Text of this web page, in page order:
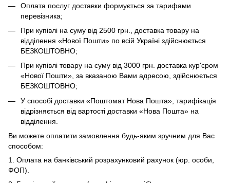
Оплата послуг доставки формується за тарифами
перевізника;
При купівлі на суму від 2500 грн., доставка товару на
відділення «Нової Пошти» по всій Україні здійснюється
БЕЗКОШТОВНО;
При купівлі товару на суму від 3000 грн. доставка кур'єром
«Нової Пошти», за вказаною Вами адресою, здійснюється
БЕЗКОШТОВНО;
У способі доставки «Поштомат Нова Пошта», тарифікація
відрізняється від вартості доставки «Нова Пошта» на
відділення.
Ви можете оплатити замовлення будь-яким зручним для Вас
способом:
1. Оплата на банківський розрахунковий рахунок (юр. особи,
ФОП).